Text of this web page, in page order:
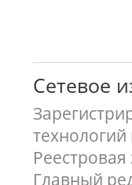
Сетевое
Главный